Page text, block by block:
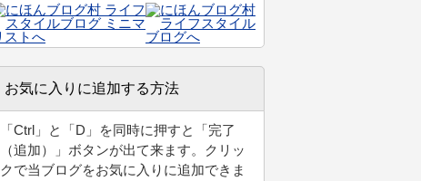
お気に入りに追加する方法
「Ctrl」と「D」
を同時に押すと「完了
（追加）」ボタンが出て来ます。クリッ
クで当ブログをお気に入りに追加できま